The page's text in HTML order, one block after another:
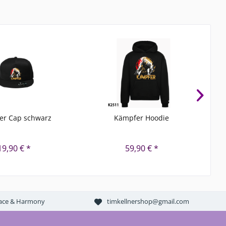
Cap schwarz
€ *
Kämpfer Hoodie
59,90 € *
& Harmony timkellnershop@gmail.com